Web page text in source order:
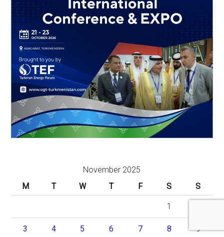
November 2025
M
T W T F S S
1
3 4 5 6 7 8 9